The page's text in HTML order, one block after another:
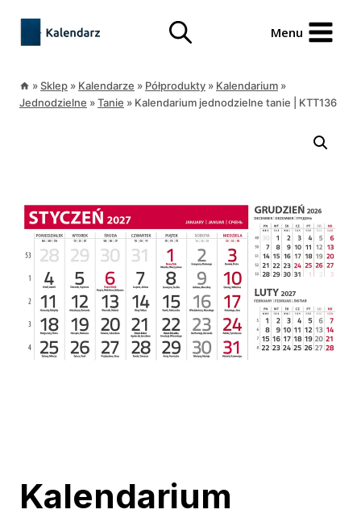
treści
treści
Menu
»Sklep » Kalendarze » Półprodukty » Kalendarium »
Jednodzielne »Tanie » Kalendarium jednodzielne tanie | KTT136
Kalendarium